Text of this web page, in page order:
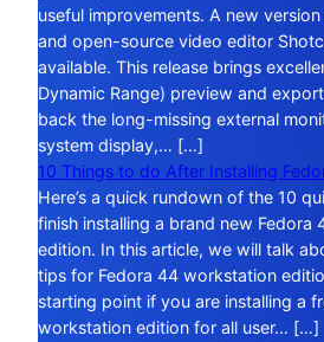
useful improvements. A new
and open-source video editor
available. This release brings
Dynamic Range) preview and
back the long-missing external
system display,… […]
10 Things to do After Installing
Here’s a quick rundown of the 10
finish installing a brand new Fedora
edition. In this article, we will talk
tips for Fedora 44 workstation
starting point if you are installing a
workstation edition for all user… […]